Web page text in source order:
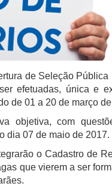
de Seleção Pública
efetuadas, única e
de 01 a 20 de março
objetiva, com
dia 07 de maio de 2017.
o Cadastro de
que vierem a ser